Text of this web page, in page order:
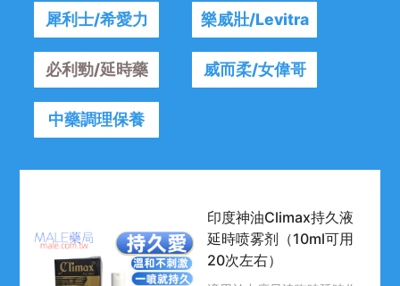
犀利士/希愛力 樂威壯/Levitra
必利勁/延時藥 威而柔/女偉哥
中藥調理保養
印度神油Climax持久液
延時喷雾剂（10ml可用
20次左右）